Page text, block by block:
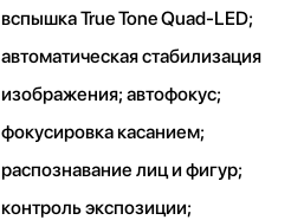
вспышка True Tone Quad-LED;
автоматическая стабилизация
изображения; автофокус;
фокусировка касанием;
распознавание лиц и фигур;
контроль экспозиции;